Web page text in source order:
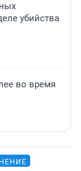
убийства
во время